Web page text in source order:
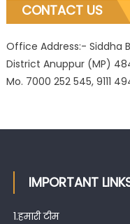
CONTACT US
Office Address:- Siddha
District Anuppur (MP)
Mo. 7000 252 545, 9111
IMPORTANT
1.हमारी टीम